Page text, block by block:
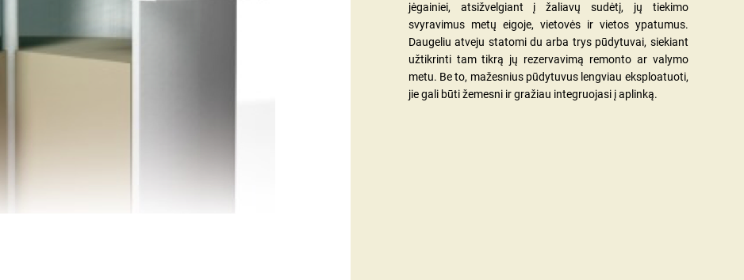
jėgainiei, atsižvelgiant į žaliavų sudėtį, jų tiekimo
svyravimus metų eigoje, vietovės ir vietos ypatumus.
Daugeliu atveju statomi du arba trys pūdytuvai, siekiant
užtikrinti tam tikrą jų rezervavimą remonto ar valymo
metu. Be to, mažesnius pūdytuvus lengviau eksploatuoti,
jie gali būti žemesni ir gražiau integruojasi į aplinką.